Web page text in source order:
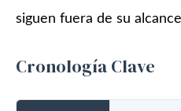
siguen fuera de su
Cronología Clave